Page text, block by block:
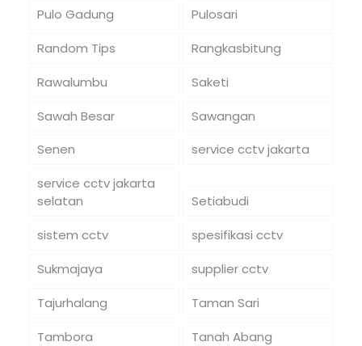
Pulo Gadung
Pulosari
Random Tips
Rangkasbitung
Rawalumbu
Saketi
Sawah Besar
Sawangan
Senen
service cctv jakarta
service cctv jakarta
selatan
Setiabudi
sistem cctv
spesifikasi cctv
Sukmajaya
supplier cctv
Tajurhalang
Taman Sari
Tambora
Tanah Abang